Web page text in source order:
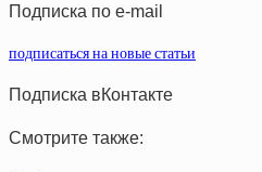
Подписка по e-mail
подписаться на новые статьи
Подписка вКонтакте
Смотрите также: